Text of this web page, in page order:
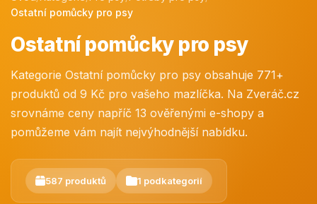
Ostatní pomůcky pro psy
Ostatní pomůcky pro psy
Kategorie Ostatní pomůcky pro psy obsahuje 771+
produktů od 9 Kč pro vašeho mazlíčka. Na Zveráč.cz
srovnáme ceny napříč 13 ověřenými e-shopy a
pomůžeme vám najít nejvýhodnější nabídku.
587 produktů 1 podkategorií